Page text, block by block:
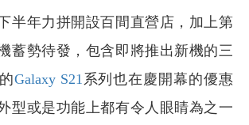
年力拼開設百間直營店，加上第
蓄勢待發，包含即將推出新機的三
Galaxy S21 系列也在慶開幕的優惠
型或是功能上都有令人眼睛為之一